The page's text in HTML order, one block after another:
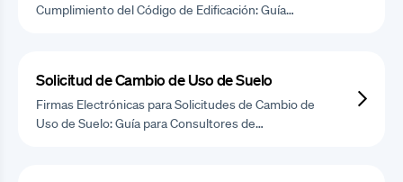
Cumplimiento del Código de Edificación: Guía…
Solicitud de Cambio de Uso de Suelo
Firmas Electrónicas para Solicitudes de Cambio de
Uso de Suelo: Guía para Consultores de…